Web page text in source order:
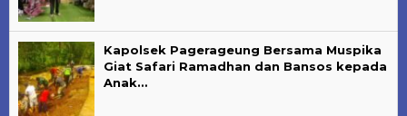
Kapolsek Pagerageung Bersama Muspika
Giat Safari Ramadhan dan Bansos kepada
Anak…